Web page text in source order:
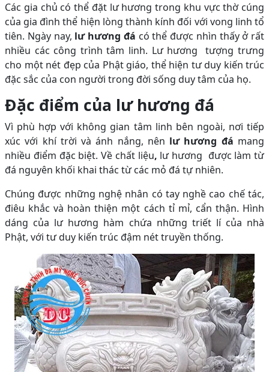
Các gia chủ có thể đặt lư hương trong khu vực thờ cúng
của gia đình thể hiện lòng thành kính đối với vong linh tổ
tiên. Ngày nay, lư hương đá có thể được nhìn thấy ở rất
nhiều các công trình tâm linh. Lư hương tượng trưng
cho một nét đẹp của Phật giáo, thể hiện tư duy kiến trúc
đặc sắc của con người trong đời sống duy tâm của họ.
Đặc điểm của lư hương đá
Vì phù hợp với không gian tâm linh bên ngoài, nơi tiếp
xúc với khí trời và ánh nắng, nên lư hương đá mang
nhiều điểm đặc biệt. Về chất liệu, lư hương được làm từ
đá nguyên khối khai thác từ các mỏ đá tự nhiên.
Chúng được những nghệ nhân có tay nghề cao chế tác,
điêu khắc và hoàn thiện một cách tỉ mỉ, cẩn thận. Hình
dáng của lư hương hàm chứa những triết lí của nhà
Phật, với tư duy kiến trúc đậm nét truyền thống.